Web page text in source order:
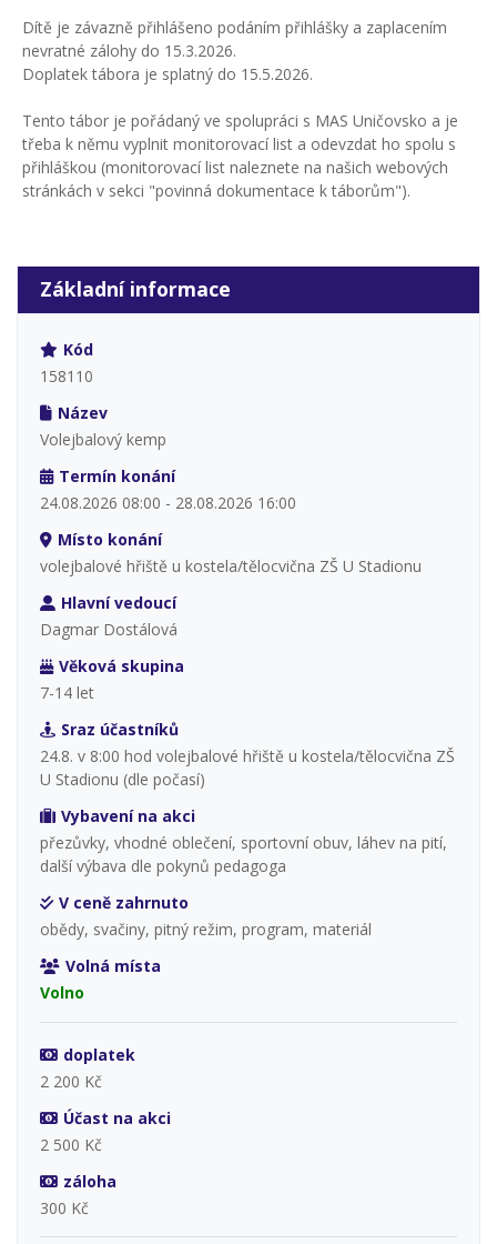
Dítě je závazně přihlášeno podáním přihlášky a zaplacením
nevratné zálohy do 15.3.2026.
Doplatek tábora je splatný do 15.5.2026.
Tento tábor je pořádaný ve spolupráci s MAS Uničovsko a je
třeba k němu vyplnit monitorovací list a odevzdat ho spolu s
přihláškou (monitorovací list naleznete na našich webových
stránkách v sekci "povinná dokumentace k táborům").
Základní informace
Kód
158110
Název
Volejbalový kemp
Termín konání
24.08.2026 08:00 - 28.08.2026 16:00
Místo konání
volejbalové hřiště u kostela/tělocvična ZŠ U Stadionu
Hlavní vedoucí
Dagmar Dostálová
Věková skupina
7-14 let
Sraz účastníků
24.8. v 8:00 hod volejbalové hřiště u kostela/tělocvična ZŠ
U Stadionu (dle počasí)
Vybavení na akci
přezůvky, vhodné oblečení, sportovní obuv, láhev na pití,
další výbava dle pokynů pedagoga
V ceně zahrnuto
obědy, svačiny, pitný režim, program, materiál
Volná místa
Volno
doplatek
2 200 Kč
Účast na akci
2 500 Kč
záloha
300 Kč